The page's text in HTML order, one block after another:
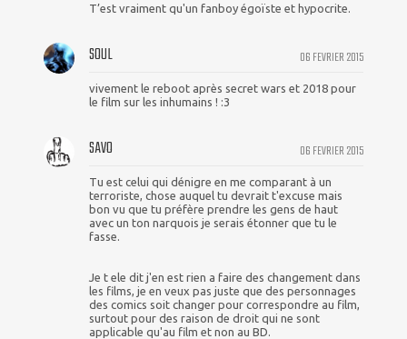
T’est vraiment qu'un fanboy égoïste et hypocrite.
06 FEVRIER 2015
SOUL
vivement le reboot après secret wars et 2018 pour
le film sur les inhumains ! :3
06 FEVRIER 2015
SAVO
Tu est celui qui dénigre en me comparant à un
terroriste, chose auquel tu devrait t'excuse mais
bon vu que tu préfère prendre les gens de haut
avec un ton narquois je serais étonner que tu le
fasse.
Je t ele dit j'en est rien a faire des changement dans
les films, je en veux pas juste que des personnages
des comics soit changer pour correspondre au film,
surtout pour des raison de droit qui ne sont
applicable qu'au film et non au BD.